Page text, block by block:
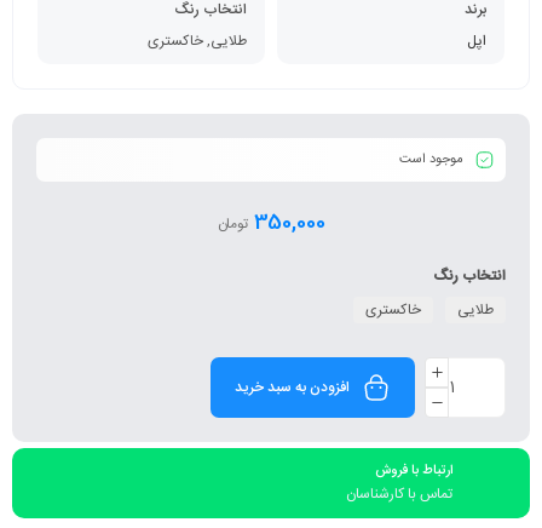
برند
اپل
انتخاب رنگ
طلایی, خاکستری
موجود است
350,000 تومان
انتخاب رنگ
طلایی
خاکستری
افزودن به سبد خرید
ارتباط با فروش
تماس با کارشناسان